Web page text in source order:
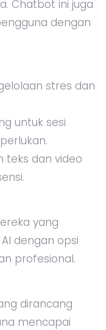
Chatbot ini juga
dengan
stres dan
untuk sesi
teks dan video
yang
dengan opsi
profesional.
dirancang
mencapai